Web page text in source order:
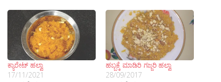
ಕ್ಯಾರೇಟ್ ಹಲ್ವಾ
17/11/2021
ಹಬ್ಬಕ್ಕೆ ಮಾಡಿರಿ ಗಜ್ಜರಿ ಹಲ್ವಾ
28/09/2017